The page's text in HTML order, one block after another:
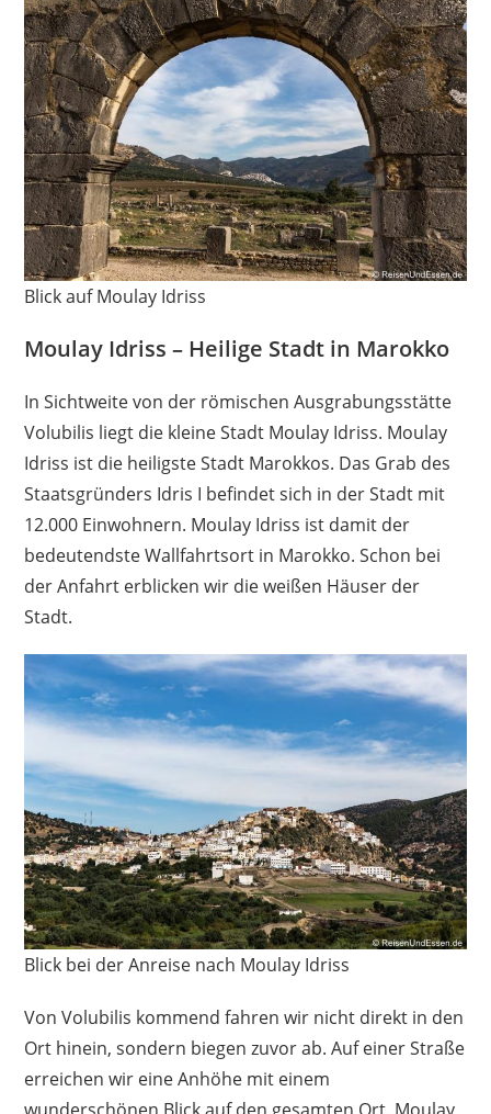
Blick auf Moulay Idriss
Moulay Idriss – Heilige Stadt in Marokko
In Sichtweite von der römischen Ausgrabungsstätte
Volubilis liegt die kleine Stadt Moulay Idriss. Moulay
Idriss ist die heiligste Stadt Marokkos. Das Grab des
Staatsgründers Idris I befindet sich in der Stadt mit
12.000 Einwohnern. Moulay Idriss ist damit der
bedeutendste Wallfahrtsort in Marokko. Schon bei
der Anfahrt erblicken wir die weißen Häuser der
Stadt.
Blick bei der Anreise nach Moulay Idriss
Von Volubilis kommend fahren wir nicht direkt in den
Ort hinein, sondern biegen zuvor ab. Auf einer Straße
erreichen wir eine Anhöhe mit einem